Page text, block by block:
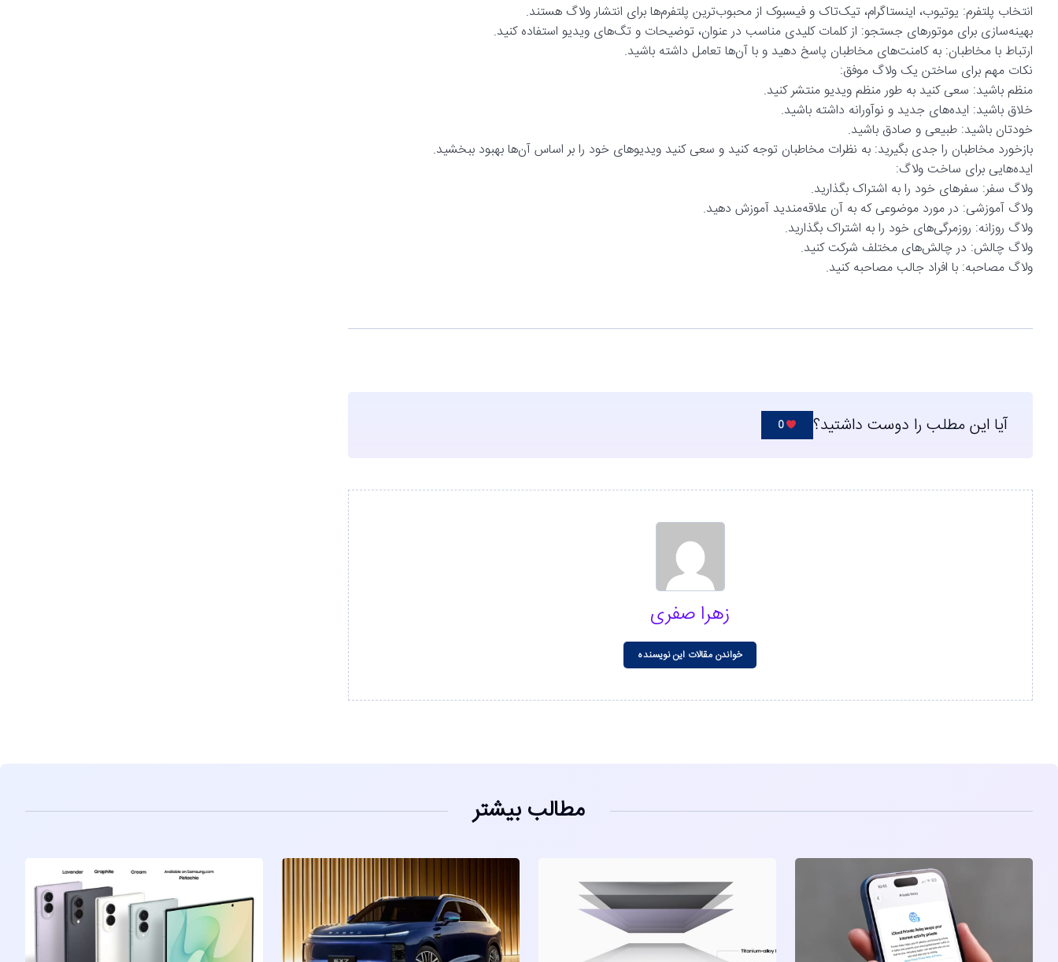
انتخاب پلتفرم: یوتیوب، اینستاگرام، تیک‌تاک و فیسبوک از محبوب‌ترین پلتفرم‌ها برای انتشار ولاگ هستند.
بهینه‌سازی برای موتورهای جستجو: از کلمات کلیدی مناسب در عنوان، توضیحات و تگ‌های ویدیو استفاده کنید.
ارتباط با مخاطبان: به کامنت‌های مخاطبان پاسخ دهید و با آن‌ها تعامل داشته باشید.
نکات مهم برای ساختن یک ولاگ موفق:
منظم باشید: سعی کنید به طور منظم ویدیو منتشر کنید.
خلاق باشید: ایده‌های جدید و نوآورانه داشته باشید.
خودتان باشید: طبیعی و صادق باشید.
بازخورد مخاطبان را جدی بگیرید: به نظرات مخاطبان توجه کنید و سعی کنید ویدیوهای خود را بر اساس آن‌ها بهبود ببخشید.
ایده‌هایی برای ساخت ولاگ:
ولاگ سفر: سفرهای خود را به اشتراک بگذارید.
ولاگ آموزشی: در مورد موضوعی که به آن علاقه‌مندید آموزش دهید.
ولاگ روزانه: روزمرگی‌های خود را به اشتراک بگذارید.
ولاگ چالش: در چالش‌های مختلف شرکت کنید.
ولاگ مصاحبه: با افراد جالب مصاحبه کنید.
آیا این مطلب را دوست داشتید؟ 0
زهرا صفری
خواندن مقالات این نویسنده
مطالب بیشتر